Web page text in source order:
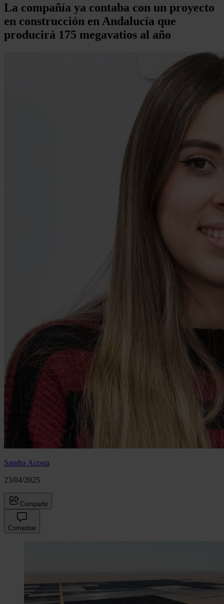
La compañía ya contaba con un proyecto
en construcción en Andalucía que
producirá 175 megavatios al año
Sandra Acosta
23/04/2025
Compartir
Comentar